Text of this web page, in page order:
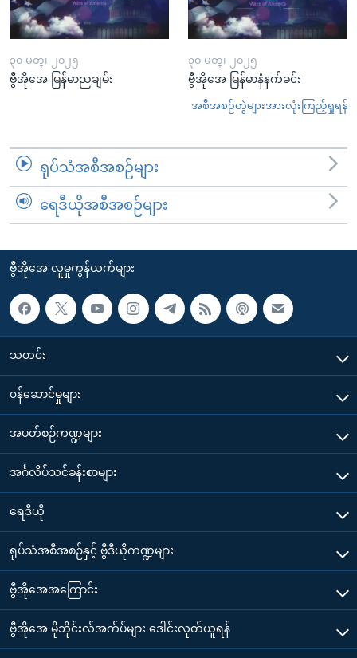
၃၀ မတ္၊ ၂၀၂၅
ဗွီအိုအေ မြန်မာညချမ်း
၃၀ မတ္၊ ၂၀၂၅
ဗွီအိုအေ မြန်မာနံနက်ခင်း
အစီအစဉ်တွဲများအားလုံးကြည့်ရှုရန်
ရုပ်သံအစီအစဉ်များ
ရေဒီယိုအစီအစဉ်များ
ဗွီအိုအေ လူမှုကွန်ယက်များ
သတင်း
၀န်ဆောင်မှုများ
အပတ်စဉ်ကဏ္ဍများ
အင်္ဂလိပ်သင်ခန်းစာများ
ရေဒီယို
ရုပ်သံအစီအစဉ်နှင့် ဗွီဒီယိုကဏ္ဍများ
ဗွီအိုအေအကြောင်း
ဗွီအိုအေ မိုဘိုင်းလ်အက်ပ်များ ဒေါင်းလုတ်ယူရန်